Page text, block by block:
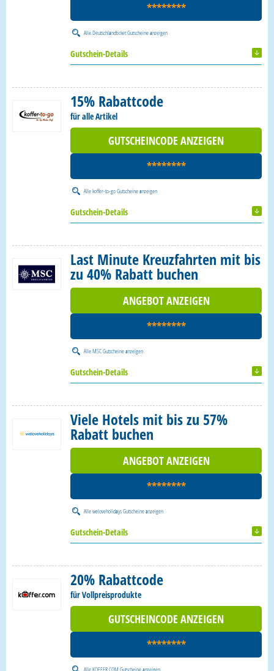
********
AlleDeutschlandticket Gutscheineanzeigen
Gutschein-Details
15% Rabattcode
für alle Artikel
GUTSCHEINCODE ANZEIGEN
********
Allekoffer-to-go Gutscheineanzeigen
Gutschein-Details
Last Minute Kreuzfahrten mit bis
zu 40% Rabatt buchen
ANGEBOT ANZEIGEN
********
AlleMSC Gutscheineanzeigen
Gutschein-Details
Viele Hotels mit bis zu 57%
Rabatt buchen
ANGEBOT ANZEIGEN
********
Alleweloveholidays Gutscheineanzeigen
Gutschein-Details
20% Rabattcode
für Vollpreisprodukte
GUTSCHEINCODE ANZEIGEN
********
AlleKOFFER.COM Gutscheineanzeigen